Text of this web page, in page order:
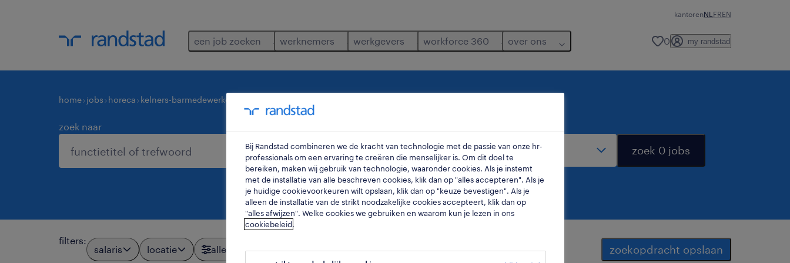
kantorenNL FREN
een job zoeken werknemers werkgevers workforce 360 over ons 0 my randstad
home jobs horeca kelners-barmedewerkers
zoek naar
zoek 0 jobs
filters:
salaris locatie alle filters 2 zoekopdracht opslaan
Bij Randstad combineren we de kracht van technologie met de passie van onze hr-
professionals om een ervaring te creëren die menselijker is. Om dit doel te
bereiken, maken wij gebruik van technologie, waaronder cookies. Als je instemt
met de installatie van alle beschreven cookies, klik dan op "alles accepteren". Als je
je huidige cookievoorkeuren wilt opslaan, klik dan op "keuze bevestigen". Als je
alleen de installatie van de strikt noodzakelijke cookies accepteert, klik dan op
"alles afwijzen". Welke cookies we gebruiken en waarom kun je lezen in ons
cookiebeleid.